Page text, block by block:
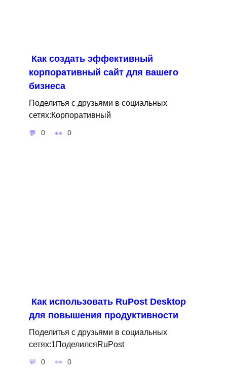
Как создать эффективный
корпоративный сайт для вашего
бизнеса
Поделитья с друзьями в социальных
сетях:Корпоративный
0 0
Как использовать RuPost Desktop
для повышения продуктивности
Поделитья с друзьями в социальных
сетях:1ПоделилсяRuPost
0 0